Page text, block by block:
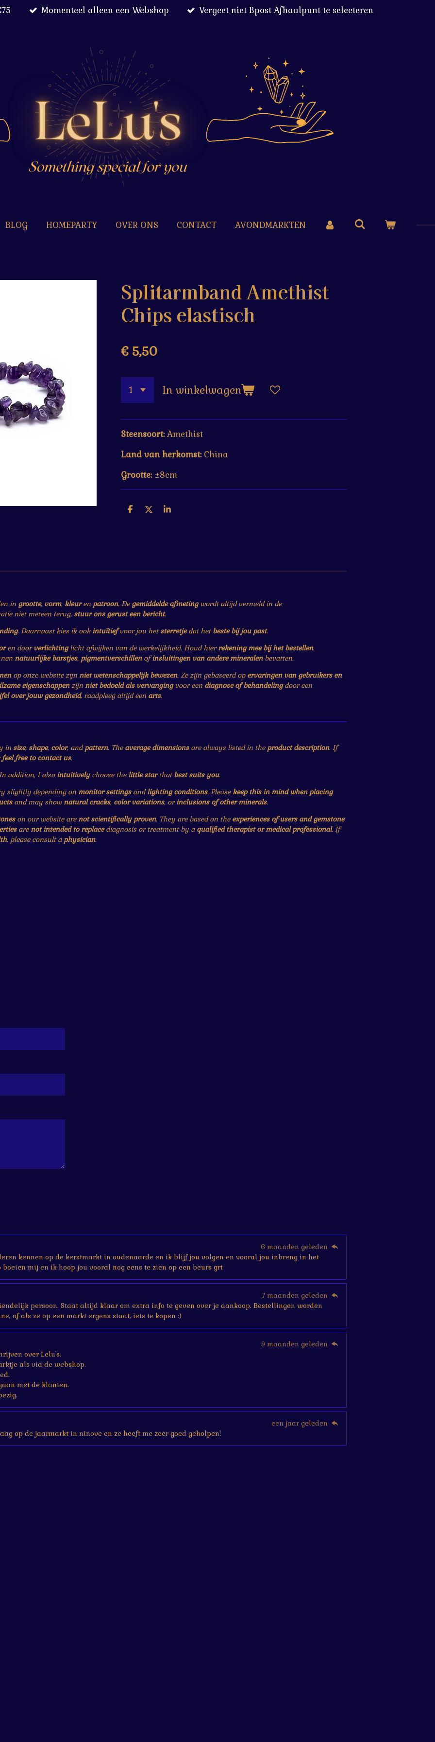
Momenteel alleen een Webshop Vergeet niet Bpost Afhaalpunt te selecteren
BLOG HOMEPARTY OVER ONS CONTACT AVONDMARKTEN
Splitarmband Amethist
Chips elastisch
€ 5,50
In winkelwagen
Steensoort:Amethist
Land van herkomst: China
Grootte: ±8cm
D
D
S
in grootte, vorm, kleuren patroon. De gemiddelde afmetingwordt altijd vermeld in de
niet meteen terug, stuur ons gerust een bericht.
. Daarnaast kies ik ook intuïtiefvoor jou het sterretjedat het beste bij jou past.
en doorverlichtinglicht afwijken van de werkelijkheid. Houd hierrekening mee bij het bestellen.
natuurlijke barstjes, pigmentverschillenofinsluitingen van andere mineralenbevatten.
op onze website zijn niet wetenschappelijk bewezen. Ze zijn gebaseerd op ervaringen van gebruikers en
eigenschappenzijn niet bedoeld als vervangingvoor een diagnose of behandelingdoor een
over jouw gezondheid, raadpleeg altijd een arts.
in size, shape, color, andpattern. The average dimensionsare always listed in the product description. If
feel free to contact us.
addition, I also intuitivelychoose the little starthat best suits you.
slightly depending on monitor settingsandlighting conditions. Pleasekeep this in mind when placing
and may shownatural cracks, color variations, orinclusions of other minerals.
on our website arenot scientifically proven. They are based on the experiences of users and gemstone
arenot intended to replacediagnosis or treatment by a qualified therapist or medical professional. If
, please consult a physician.
6 maanden geleden
kennen op de kerstmarkt in oudenaarde en ik blijf jou volgen en vooral jou inbreng in het
mij en ik hoop jou vooral nog eens te zien op een beurs grt
7 maanden geleden
persoon. Staat altijd klaar om extra info te geven over je aankoop. Bestellingen worden
of als ze op een markt ergens staat, iets te kopen :)
9 maanden geleden
over Lelu's.
als via de webshop.
met de klanten.
een jaar geleden
op de jaarmarkt in ninove en ze heeft me zeer goed geholpen!